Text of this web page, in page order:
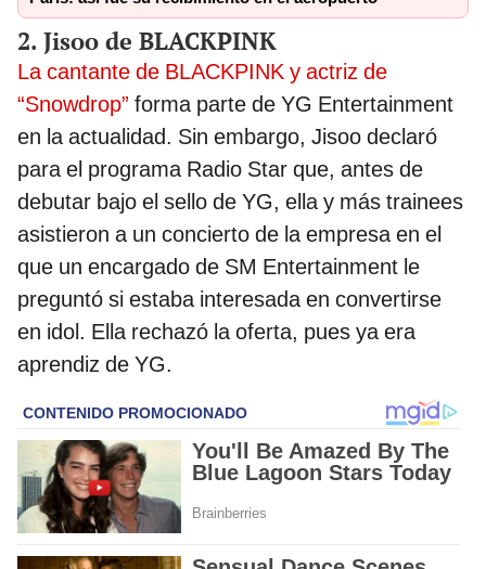
2. Jisoo de BLACKPINK
La cantante de BLACKPINK y actriz de
“Snowdrop” forma parte de YG Entertainment
en la actualidad. Sin embargo, Jisoo declaró
para el programa Radio Star que, antes de
debutar bajo el sello de YG, ella y más trainees
asistieron a un concierto de la empresa en el
que un encargado de SM Entertainment le
preguntó si estaba interesada en convertirse
en idol. Ella rechazó la oferta, pues ya era
aprendiz de YG.